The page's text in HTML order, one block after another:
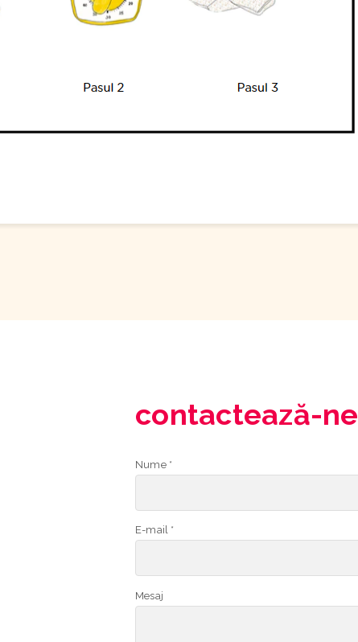
contactează-ne
Nume *
E-mail *
Mesaj